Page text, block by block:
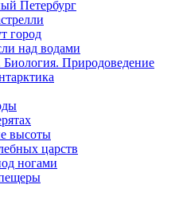
Петербург
город
над водами
Природоведение
высоты
царств
ногами